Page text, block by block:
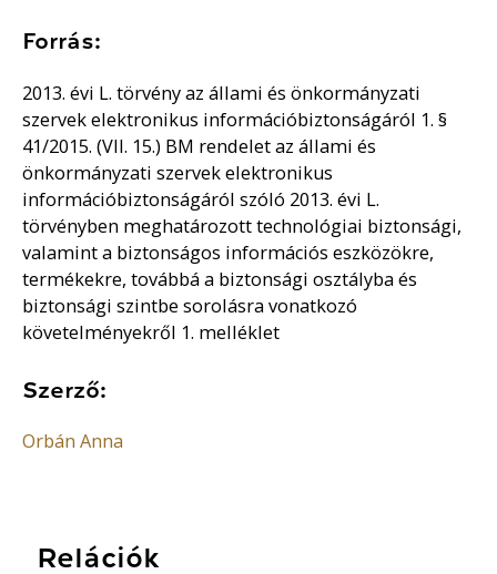
Forrás:
2013. évi L. törvény az állami és önkormányzati
szervek elektronikus információbiztonságáról 1. §
41/2015. (VII. 15.) BM rendelet az állami és
önkormányzati szervek elektronikus
információbiztonságáról szóló 2013. évi L.
törvényben meghatározott technológiai biztonsági,
valamint a biztonságos információs eszközökre,
termékekre, továbbá a biztonsági osztályba és
biztonsági szintbe sorolásra vonatkozó
követelményekről 1. melléklet
Szerző:
Orbán Anna
Relációk